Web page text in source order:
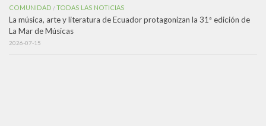
COMUNIDAD /TODAS LAS NOTICIAS
La música, arte y literatura de Ecuador protagonizan la 31ª edición de
La Mar de Músicas
2026-07-15